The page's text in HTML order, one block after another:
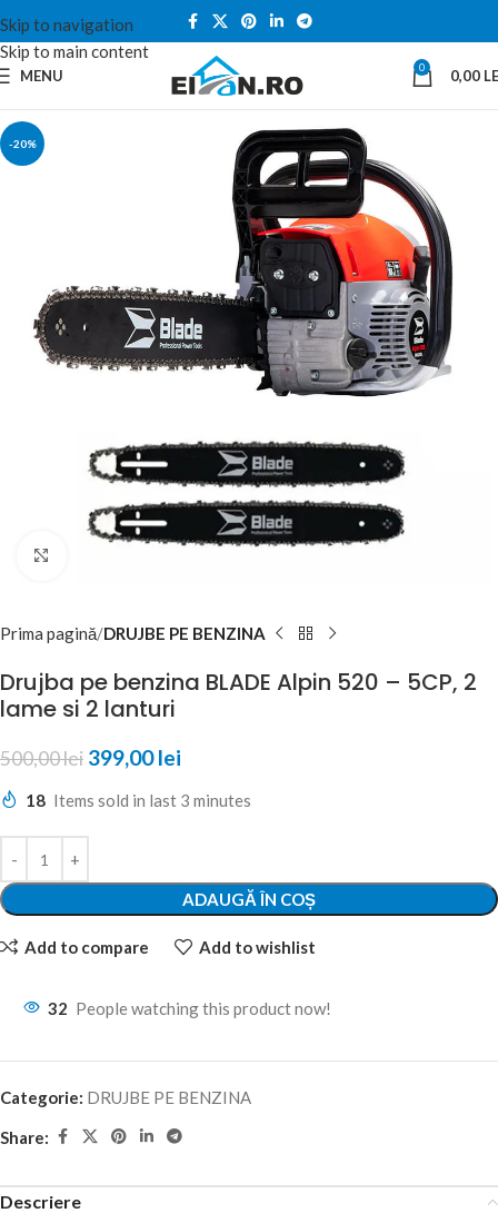
Skip to navigation
Skip to main content
MENU 0 0,00
-20%
Prima pagină DRUJBE PE BENZINA
Drujba pe benzina BLADE Alpin 520 – 5CP, 2
lame si 2 lanturi
500,00lei 399,00lei
18 Items sold in last 3 minutes
ADAUGĂ ÎN COȘ
Add to compare Add to wishlist
32 People watching this product now!
Categorie: DRUJBE PE BENZINA
Share:
Descriere